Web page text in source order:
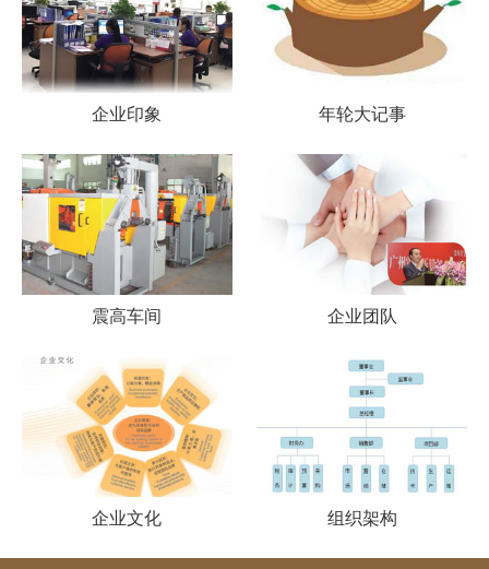
企业印象 年轮大记事
震高车间 企业团队
企业文化 组织架构